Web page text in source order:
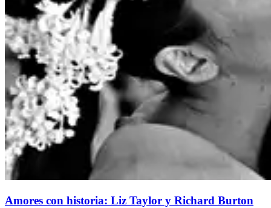
Amores con historia: Liz Taylor y Richard Burton